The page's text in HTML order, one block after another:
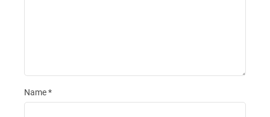
Name*